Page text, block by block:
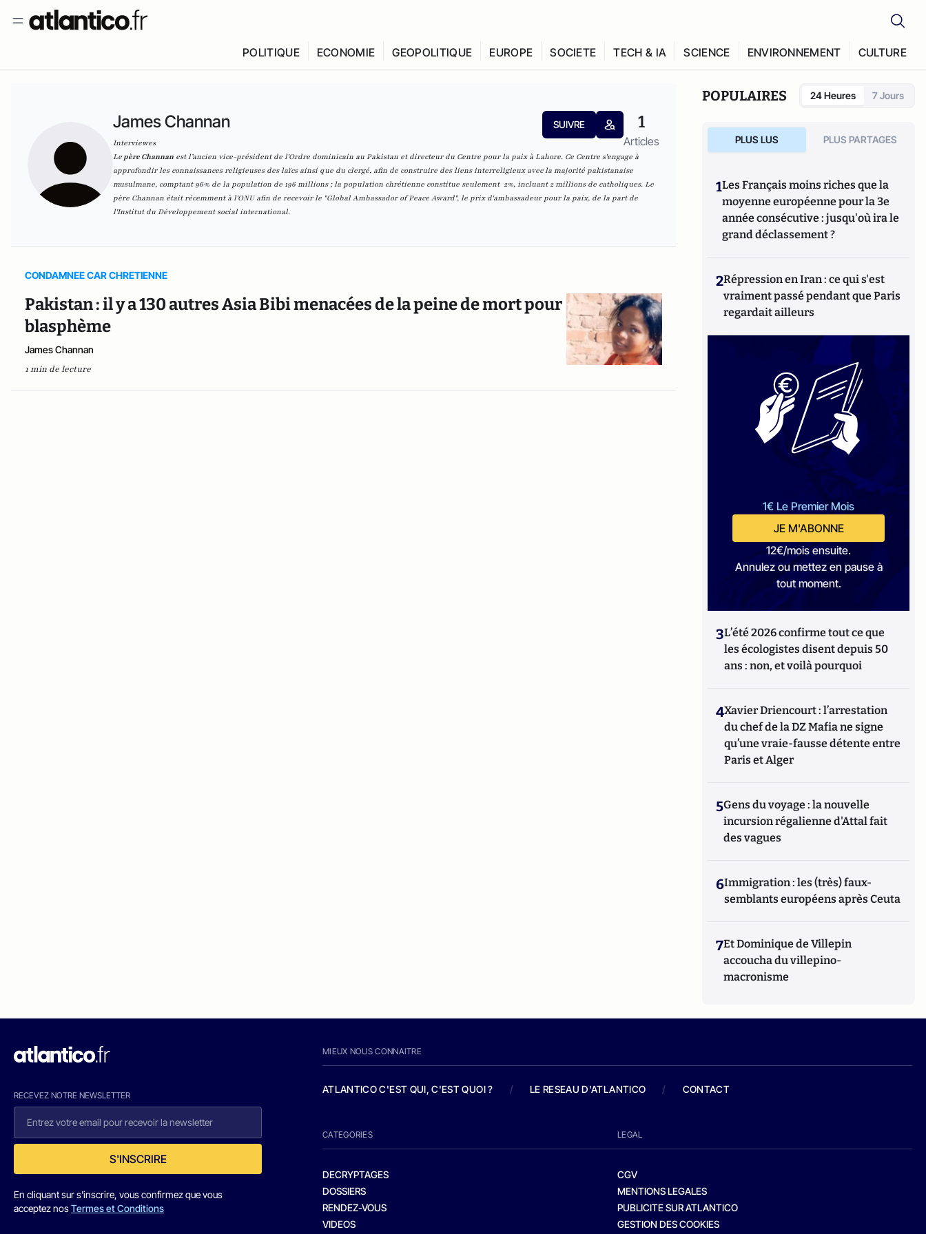
POLITIQUE ECONOMIE GEOPOLITIQUE EUROPE SOCIETE TECH & IA SCIENCE ENVIRONNEMENT CULTURE
James Channan
Interviewes
SUIVRE 1
Articles
Le père Channan est l’ancien vice-président de l'Ordre dominicain au Pakistan et directeur du Centre pour la paix à Lahore. Ce Centre s'engage à
approfondir les connaissances religieuses des laïcs ainsi que du clergé, afin de construire des liens interreligieux avec la majorité pakistanaise
musulmane, comptant 96% de la population de 196 millions ; la population chrétienne constitue seulement 2%, incluant 2 millions de catholiques. Le
père Channan était récemment à l'ONU afin de recevoir le "Global Ambassador of Peace Award", le prix d'ambassadeur pour la paix, de la part de
l'Institut du Développement social international.
CONDAMNEE CAR CHRETIENNE
Pakistan : il y a 130 autres Asia Bibi menacées de la peine de mort pour
blasphème
James Channan
1 min de lecture
POPULAIRES 24 Heures 7 Jours
PLUS LUS PLUS PARTAGES
1Les Français moins riches que la
moyenne européenne pour la 3e
année consécutive : jusqu'où ira le
grand déclassement ?
2Répression en Iran : ce qui s'est
vraiment passé pendant que Paris
regardait ailleurs
1€ Le Premier Mois
JE M'ABONNE
12€/mois ensuite.
Annulez ou mettez en pause à
tout moment.
3L’été 2026 confirme tout ce que
les écologistes disent depuis 50
ans : non, et voilà pourquoi
4Xavier Driencourt : l’arrestation
du chef de la DZ Mafia ne signe
qu’une vraie-fausse détente entre
Paris et Alger
5Gens du voyage : la nouvelle
incursion régalienne d'Attal fait
des vagues
6Immigration : les (très) faux-
semblants européens après Ceuta
7Et Dominique de Villepin
accoucha du villepino-
macronisme
RECEVEZ NOTRE NEWSLETTER
S'INSCRIRE
En cliquant sur s'inscrire, vous confirmez que vous
acceptez nosTermes et Conditions
MIEUX NOUS CONNAITRE
ATLANTICO C'EST QUI, C'EST QUOI ? / LE RESEAU D'ATLANTICO / CONTACT
CATEGORIES
DECRYPTAGES
DOSSIERS
RENDEZ-VOUS
VIDEOS
LEGAL
CGV
MENTIONS LEGALES
PUBLICITE SUR ATLANTICO
GESTION DES COOKIES